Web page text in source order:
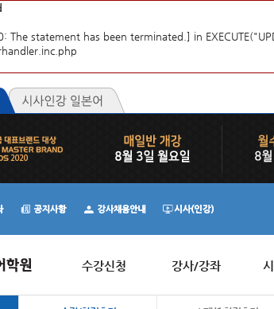
statement has been terminated.] in
수강신청 강사/강좌